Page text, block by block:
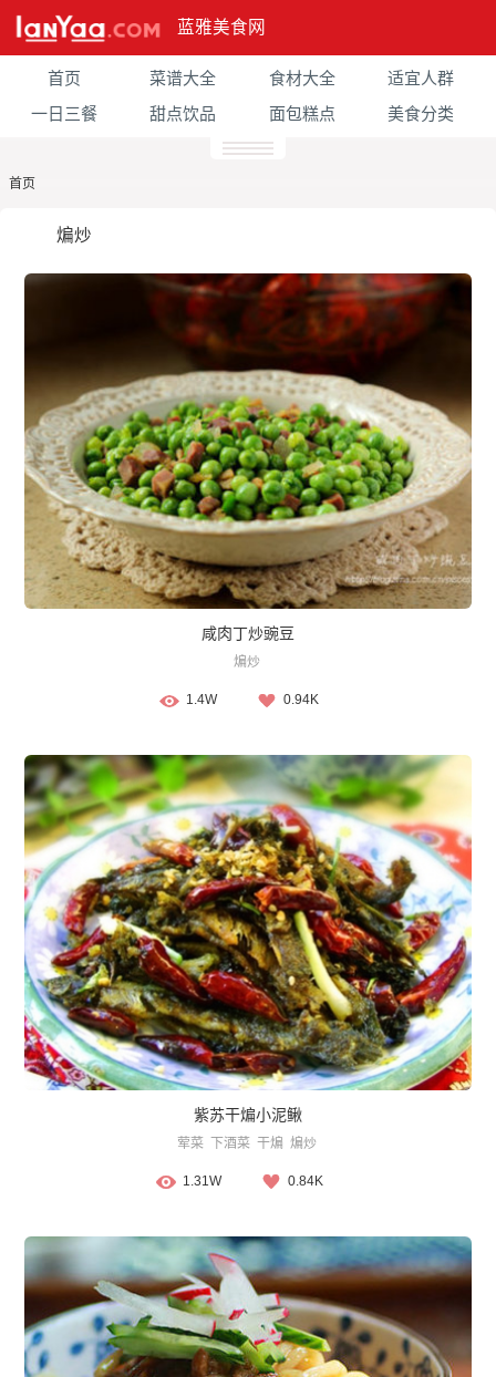
蓝雅美食网
首页 菜谱大全 食材大全
适宜人群
一日三餐
甜点饮品 面包糕点 美食分类
首页
煸炒
咸肉丁炒豌豆
煸炒
1.4W 0.94K
紫苏干煸小泥鳅
荤菜 下酒菜 干煸 煸炒
1.31W 0.84K